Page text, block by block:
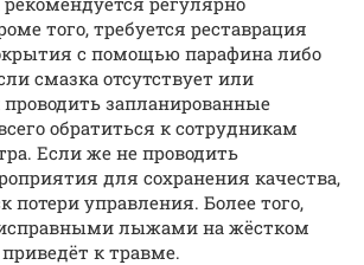
того, требуется реставрация
с помощью парафина либо
смазка отсутствует или
проводить запланированные
обратиться к сотрудникам
Если же не проводить
для сохранения качества,
потери управления. Более того,
лыжами на жёстком
к травме.